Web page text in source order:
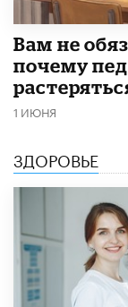
​Вам не
почему
1 ИЮНЯ
ЗДОРОВЬЕ